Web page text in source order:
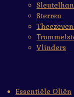
Sterren
Vlinders
Essentiële Oliën